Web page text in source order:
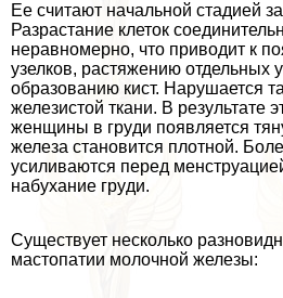
Ее считают начальной стадией
Разрастание клеток
неравномерно, что приводит к
узелков, растяжению отдельных
образованию кист. Нарушается
железистой ткани. В результате
женщины в гpyди появляется
железа становится плотной.
усиливаются перед
набухание гpyди.
Существует несколько
мастопатии молочной железы: